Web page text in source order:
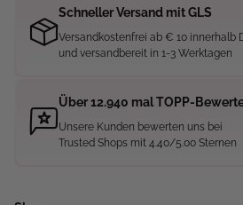
Schneller Versand mit GLS
Versandkostenfrei ab € 10 innerhalb
und versandbereit in 1-3 Werktagen
Über 12.940 mal TOPP-
Unsere Kunden bewerten uns bei
Trusted Shops mit 4.40/5.00 Sternen